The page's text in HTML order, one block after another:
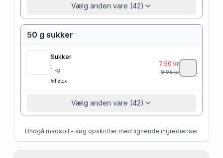
Vælg anden vare (42)
50 g sukker
Sukker
1 kg
Føtex
7.50 kr
9.95kr
Vælg anden vare (42)
Undgå madspil - søg opskrifter med lignende ingredienser